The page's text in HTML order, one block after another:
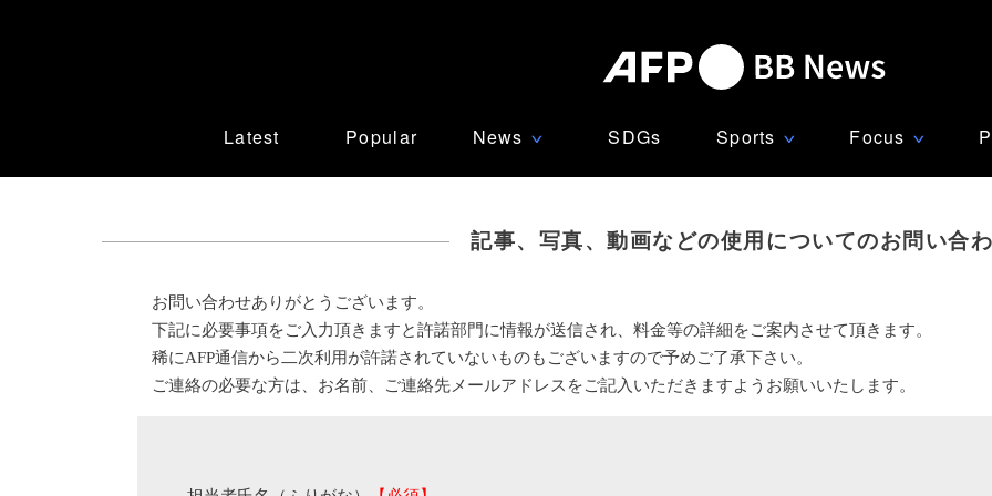
Latest Popular News ∨ SDGs Sports ∨ Focus ∨
記事、写真、動画などの使用についてのお問い合
お問い合わせありがとうございます。
下記に必要事項をご入力頂きますと許諾部門に情報が送信され、料金等の詳細をご案内させて頂きます。
稀にAFP通信から二次利用が許諾されていないものもございますので予めご了承下さい。
ご連絡の必要な方は、お名前、ご連絡先メールアドレスをご記入いただきますようお願いいたします。